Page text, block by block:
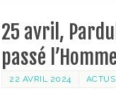
25 avril,
passé
22 AVRIL 2024 ACTUS